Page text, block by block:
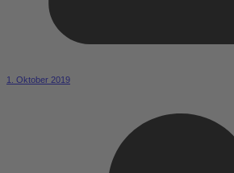
1. Oktober 2019